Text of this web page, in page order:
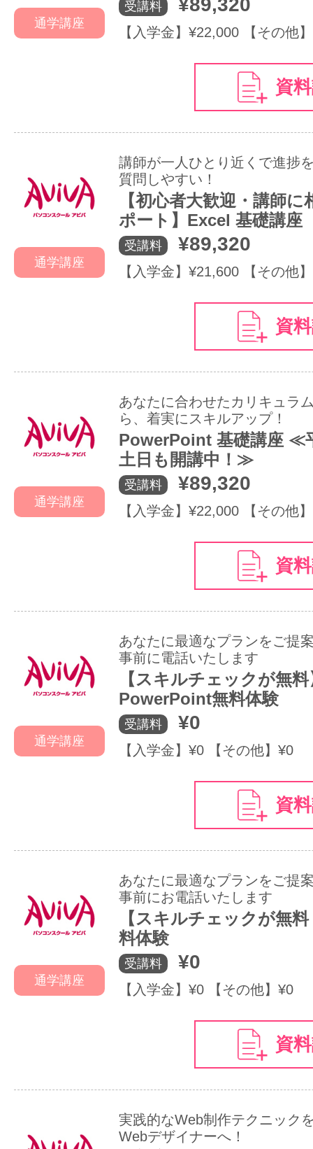
通学講座
受講料 ¥89,320
【入学金】¥22,000 【その他
資
通学講座
講師が一人ひとり近くで進捗
質問しやすい！
【初心者大歓迎・講師に
ポート】Excel 基礎講座
受講料 ¥89,320
【入学金】¥21,600 【その他
資
通学講座
あなたに合わせたカリキュラ
ら、着実にスキルアップ！
PowerPoint 基礎講座 ≪
土日も開講中！≫
受講料 ¥89,320
【入学金】¥22,000 【その他
資
通学講座
あなたに最適なプランをご提
事前に電話いたします
【スキルチェックが無料
PowerPoint無料体験
受講料 ¥0
【入学金】¥0 【その他】¥0
資
通学講座
あなたに最適なプランをご提
事前にお電話いたします
【スキルチェックが無
料体験
受講料 ¥0
【入学金】¥0 【その他】¥0
資
実践的なWeb制作テクニック
Webデザイナーへ！